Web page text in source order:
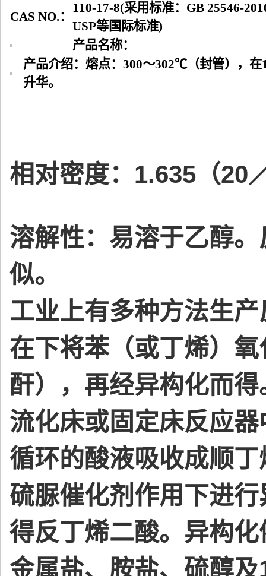
CAS NO.：
110-17-8(采用标准：GB 25546-
USP等国际标准)
产品名称：
产品介绍：熔点：300～302℃（封管），
升华。
相对密度：1.635（20
溶解性：易溶于乙醇
似。
工业上有多种方法生
在下将苯（或丁烯）
酐），再经异构化而
流化床或固定床反应
循环的酸液吸收成顺
硫脲催化剂作用下进
得反丁烯二酸。异构
金属盐、胺盐、硫醇